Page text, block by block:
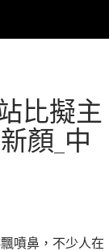
比擬主
顏_中
噴鼻，不少人在